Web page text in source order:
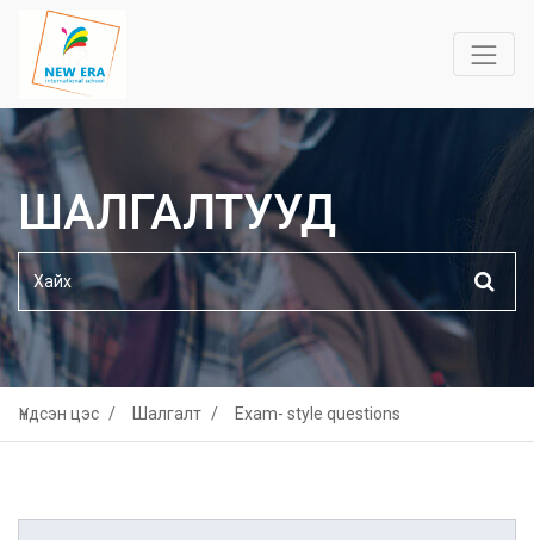
ШАЛГАЛТУУД
Үндсэн цэс Шалгалт Exam- style questions